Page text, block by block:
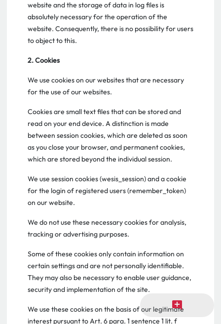
website and the storage of data in log files is
absolutely necessary for the operation of the
website. Consequently, there is no possibility for users
to object to this.
2. Cookies
We use cookies on our websites that are necessary
for the use of our websites.
Cookies are small text files that can be stored and
read on your end device. A distinction is made
between session cookies, which are deleted as soon
as you close your browser, and permanent cookies,
which are stored beyond the individual session.
We use session cookies (wesis_session) and a cookie
for the login of registered users (remember_token)
on our website.
We do not use these necessary cookies for analysis,
tracking or advertising purposes.
Some of these cookies only contain information on
certain settings and are not personally identifiable.
They may also be necessary to enable user guidance,
security and implementation of the site.
We use these cookies on the basis of our legitimate
interest pursuant to Art. 6 para. 1 sentence 1 lit. f
add_comment